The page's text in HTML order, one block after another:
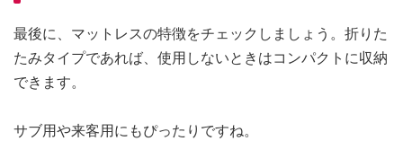
最後に、マットレスの特徴をチェックしましょう。折りた
たみタイプであれば、使用しないときはコンパクトに収納
できます。
サブ用や来客用にもぴったりですね。